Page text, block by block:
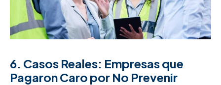
6. Casos Reales: Empresas que
Pagaron Caro por No Prevenir